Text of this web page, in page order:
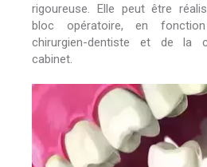
rigoureuse. Elle peut être
bloc opératoire, en
chirurgien-dentiste et de la
cabinet.